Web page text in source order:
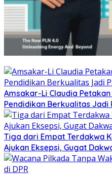
Amsakar-Li Claudia Petakan
Pendidikan Berkualitas Jadi
Tiga dari Empat Terdakwa
Ajukan Eksepsi, Gugat